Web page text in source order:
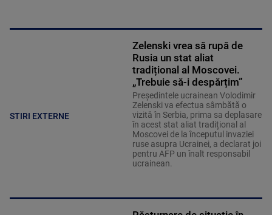
STIRI EXTERNE
Zelenski vrea să rupă de
Rusia un stat aliat
tradițional al Moscovei.
„Trebuie să-i despărțim”
Președintele ucrainean Volodimir
Zelenski va efectua sâmbătă o
vizită în Serbia, prima sa deplasare
în acest stat aliat tradițional al
Moscovei de la începutul invaziei
ruse asupra Ucrainei, a declarat joi
pentru AFP un înalt responsabil
ucrainean.